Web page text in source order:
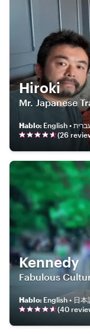
Hiroki
Mr. Japanese
Hablo:
(26
Kennedy
Fabulous
Hablo: English • 日本
(40